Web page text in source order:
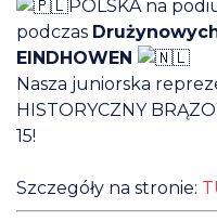
POLSKA na
podczas
EINDHOWEN
Nasza juniorska
HISTORYCZNY
15!
Szczegóły na stronie: